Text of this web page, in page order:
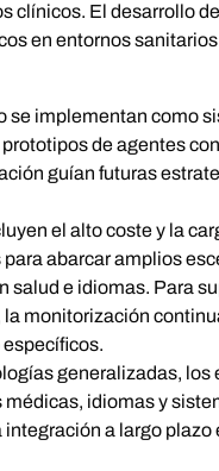
clínicos. El desarrollo
en entornos
se implementan como
de agentes
guían futuras
el alto coste y la
abarcar amplios
salud e idiomas. Para
monitorización
generalizadas,
idiomas y
a largo